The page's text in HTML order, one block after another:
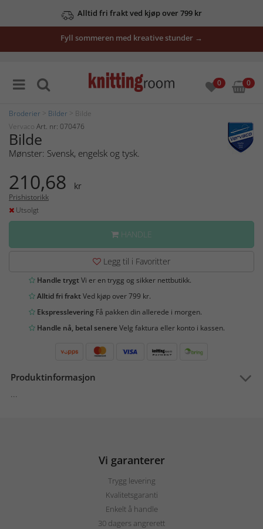
Alltid fri frakt ved kjøp over 799 kr
Fyll sommeren med kreative stunder →
0 0
Broderier Bilder > Bilde
Vervaco Art. nr: 070476
Bilde
Mønster: Svensk, engelsk og tysk.
210,68 kr
Prishistorikk
Utsolgt
HANDLE
Legg til i Favoritter
Handle trygtVi er en trygg og sikker nettbutikk.
Alltid fri fraktVed kjøp over 799 kr.
Ekspresslevering Få pakken din allerede i morgen.
Handle nå, betal senereVelg faktura eller konto i kassen.
Produktinformasjon
...
Vi garanterer
Trygg levering
Kvalitetsgaranti
Enkelt å handle
30 dagers angrerett